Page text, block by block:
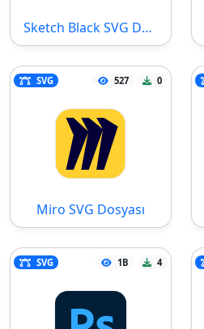
Sketch Black SVG Dosyası
SVG 527 0
Miro SVG Dosyası
SVG 1B 4